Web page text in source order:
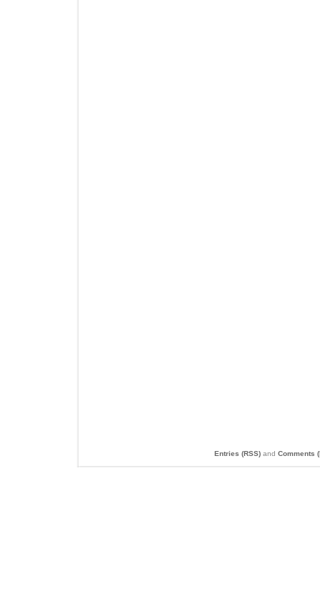
Entries (RSS) and Comments